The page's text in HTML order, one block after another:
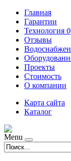
Главная
Гарантии
Технология
Отзывы
Проекты
Стоимость
О компании
Карта сайта
Каталог
Menu